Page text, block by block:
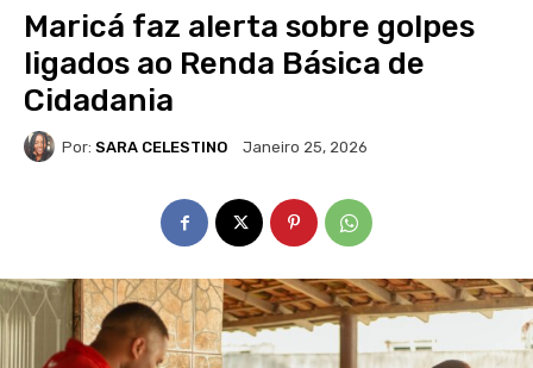
Maricá faz alerta sobre golpes
ligados ao Renda Básica de
Cidadania
Por: SARA CELESTINO Janeiro 25, 2026